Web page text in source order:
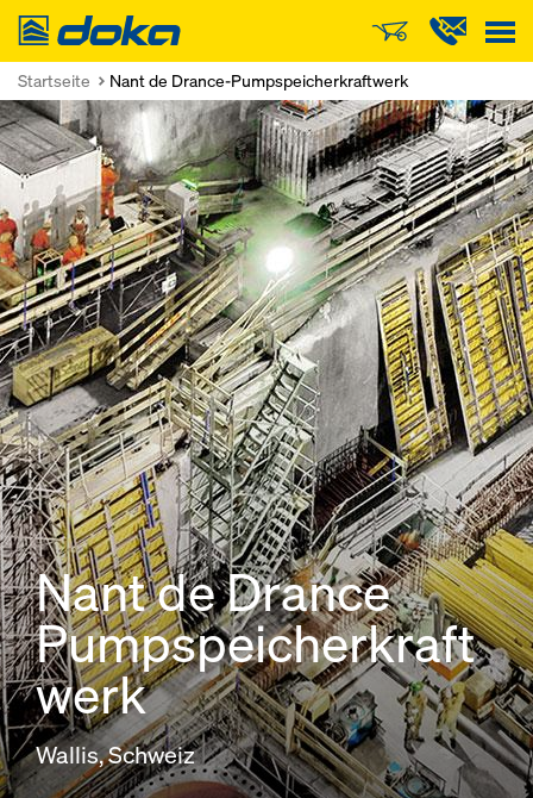
Doka
Startseite Nant de Drance-Pumpspeicherkraftwerk
Nant de Drance
Pumpspeicherkraft
werk
Wallis, Schweiz